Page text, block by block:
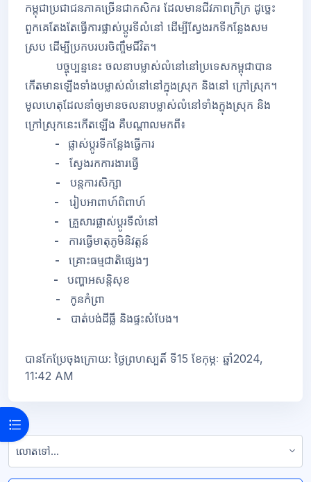
Open course index
កម្ពុជាប្រជាជនភាគច្រើនជាកសិករ ដែលមានជីវភាពក្រីក្រ ដូច្នេះ
ពួកគេតែងតែធ្វើការផ្លាស់ប្តូរទីលំនៅ ដើម្បីស្វែងរកទីកន្លែងសម
ស្រប ដើម្បីប្រកបរបរចិញ្ចឹមជីវិត។
បច្ចុប្បន្ននេះ ចលនាបម្លាស់លំនៅនៅប្រទេសកម្ពុជាបាន
កើតមានឡើងទាំងបម្លាស់លំនៅនៅក្នុងស្រុក និងនៅ ក្រៅស្រុក។
មូលហេតុដែលនាំឲ្យមានចលនាបម្លាស់លំនៅទាំងក្នុងស្រុក និង
ក្រៅស្រុកនេះកើតឡើង គឺបណ្តាលមកពី៖
- ផ្លាស់ប្តូរទីកន្លែងធ្វើការ
-
ស្វែងរកការងារធ្វើ
-
បន្តការសិក្សា
- រៀបអាពាហ៍ពិពាហ៍
-
គ្រួសារផ្លាស់ប្តូរទីលំនៅ
-
ការធ្វើមាតុភូមិនិវត្តន៍
-
គ្រោះធម្មជាតិផ្សេងៗ
-
បញ្ហាអសន្តិសុខ
-
កូនកំព្រា
-
បាត់បង់ដីធ្លី និងផ្ទះសំបែង។
បានកែប្រែចុងក្រោយ: ថ្ងៃព្រហស្បតិ៍ ទី15 ខែកុម្ភៈ ឆ្នាំ2024,
11:42 AM